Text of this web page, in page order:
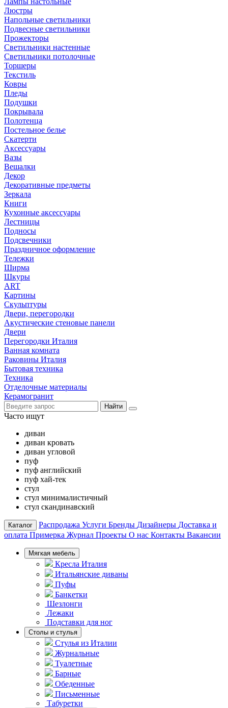
Люстры
Напольные светильники
Подвесные светильники
Прожекторы
Светильники настенные
Светильники потолочные
Торшеры
Текстиль
Ковры
Пледы
Подушки
Покрывала
Полотенца
Постельное белье
Скатерти
Аксессуары
Вазы
Вешалки
Декор
Декоративные предметы
Зеркала
Книги
Кухонные аксессуары
Лестницы
Подносы
Подсвечники
Праздничное оформление
Тележки
Ширма
Шкуры
ART
Картины
Скульптуры
Двери, перегородки
Акустические стеновые панели
Двери
Перегородки Италия
Ванная комната
Раковины Италия
Бытовая техника
Техника
Отделочные материалы
Керамогранит
Найти
Часто ищут
диван
диван кровать
диван угловой
пуф
пуф английский
пуф хай-тек
стул
стул минималистичный
стул скандинавский
Каталог Распродажа Услуги Бренды Дизайнеры Доставка и
оплата Примерка Журнал Проекты О нас Контакты Вакансии
Мягкая мебель
Кресла Италия
Итальянские диваны
Пуфы
Банкетки
Шезлонги
Лежаки
Подставки для ног
Столы и стулья
Стулья из Италии
Журнальные
Туалетные
Барные
Обеденные
Письменные
Табуретки